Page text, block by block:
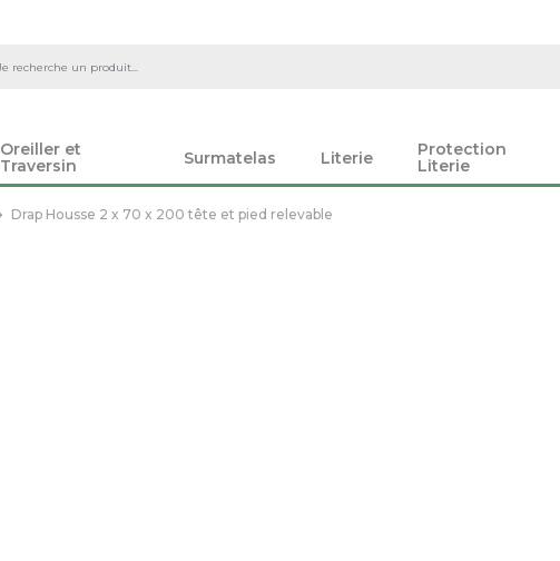
Oreiller et
Traversin
Surmatelas Literie
Protection
Literie
Drap Housse 2 x 70 x 200 tête et pied relevable